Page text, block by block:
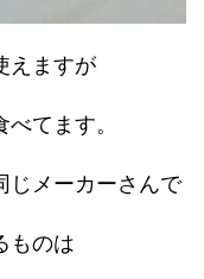
えますが
てます。
じメーカーさんで
ものは